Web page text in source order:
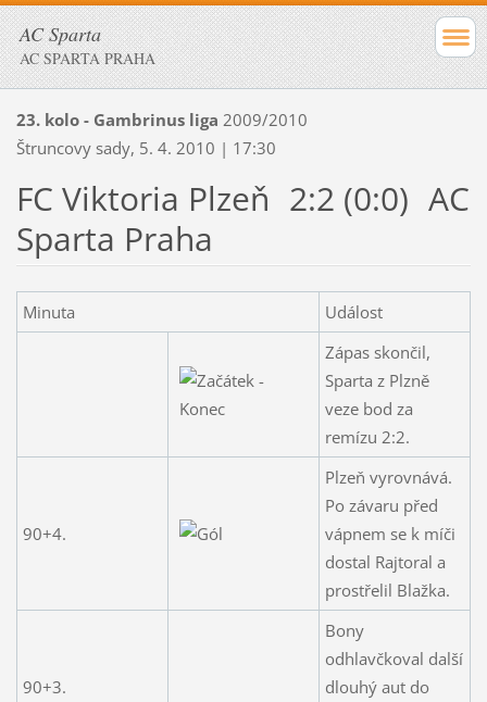
AC Sparta
AC SPARTA PRAHA
23. kolo - Gambrinus liga 2009/2010
Štruncovy sady, 5. 4. 2010 | 17:30
FC Viktoria Plzeň 2:2 (0:0) AC
Sparta Praha
Minuta
Událost
Zápas skončil,
Sparta z Plzně
veze bod za
remízu 2:2.
90+4.
Plzeň vyrovnává.
Po závaru před
vápnem se k míči
dostal Rajtoral a
prostřelil Blažka.
90+3.
Bony
odhlavčkoval další
dlouhý aut do